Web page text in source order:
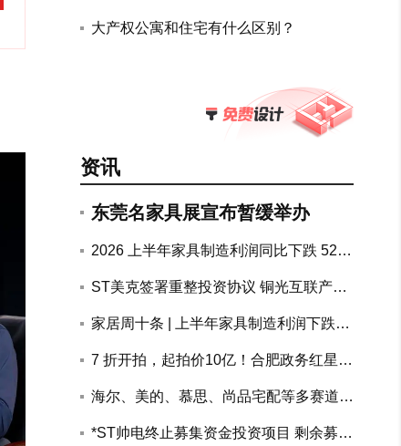
大产权公寓和住宅有什么区别？
搜狐专访美巢张经甫 | 十年价值攀登
资讯
东莞名家具展宣布暂缓举办
2026 上半年家具制造利润同比下跌 52.
ST美克签署重整投资协议 铜光互联产融
家居周十条 | 上半年家具制造利润下跌5
康公示家具电商黑白名单…
7 折开拍，起拍价10亿！合肥政务红星美
海尔、美的、慕思、尚品宅配等多赛道头
*ST帅电终止募集资金投资项目 剩余募资